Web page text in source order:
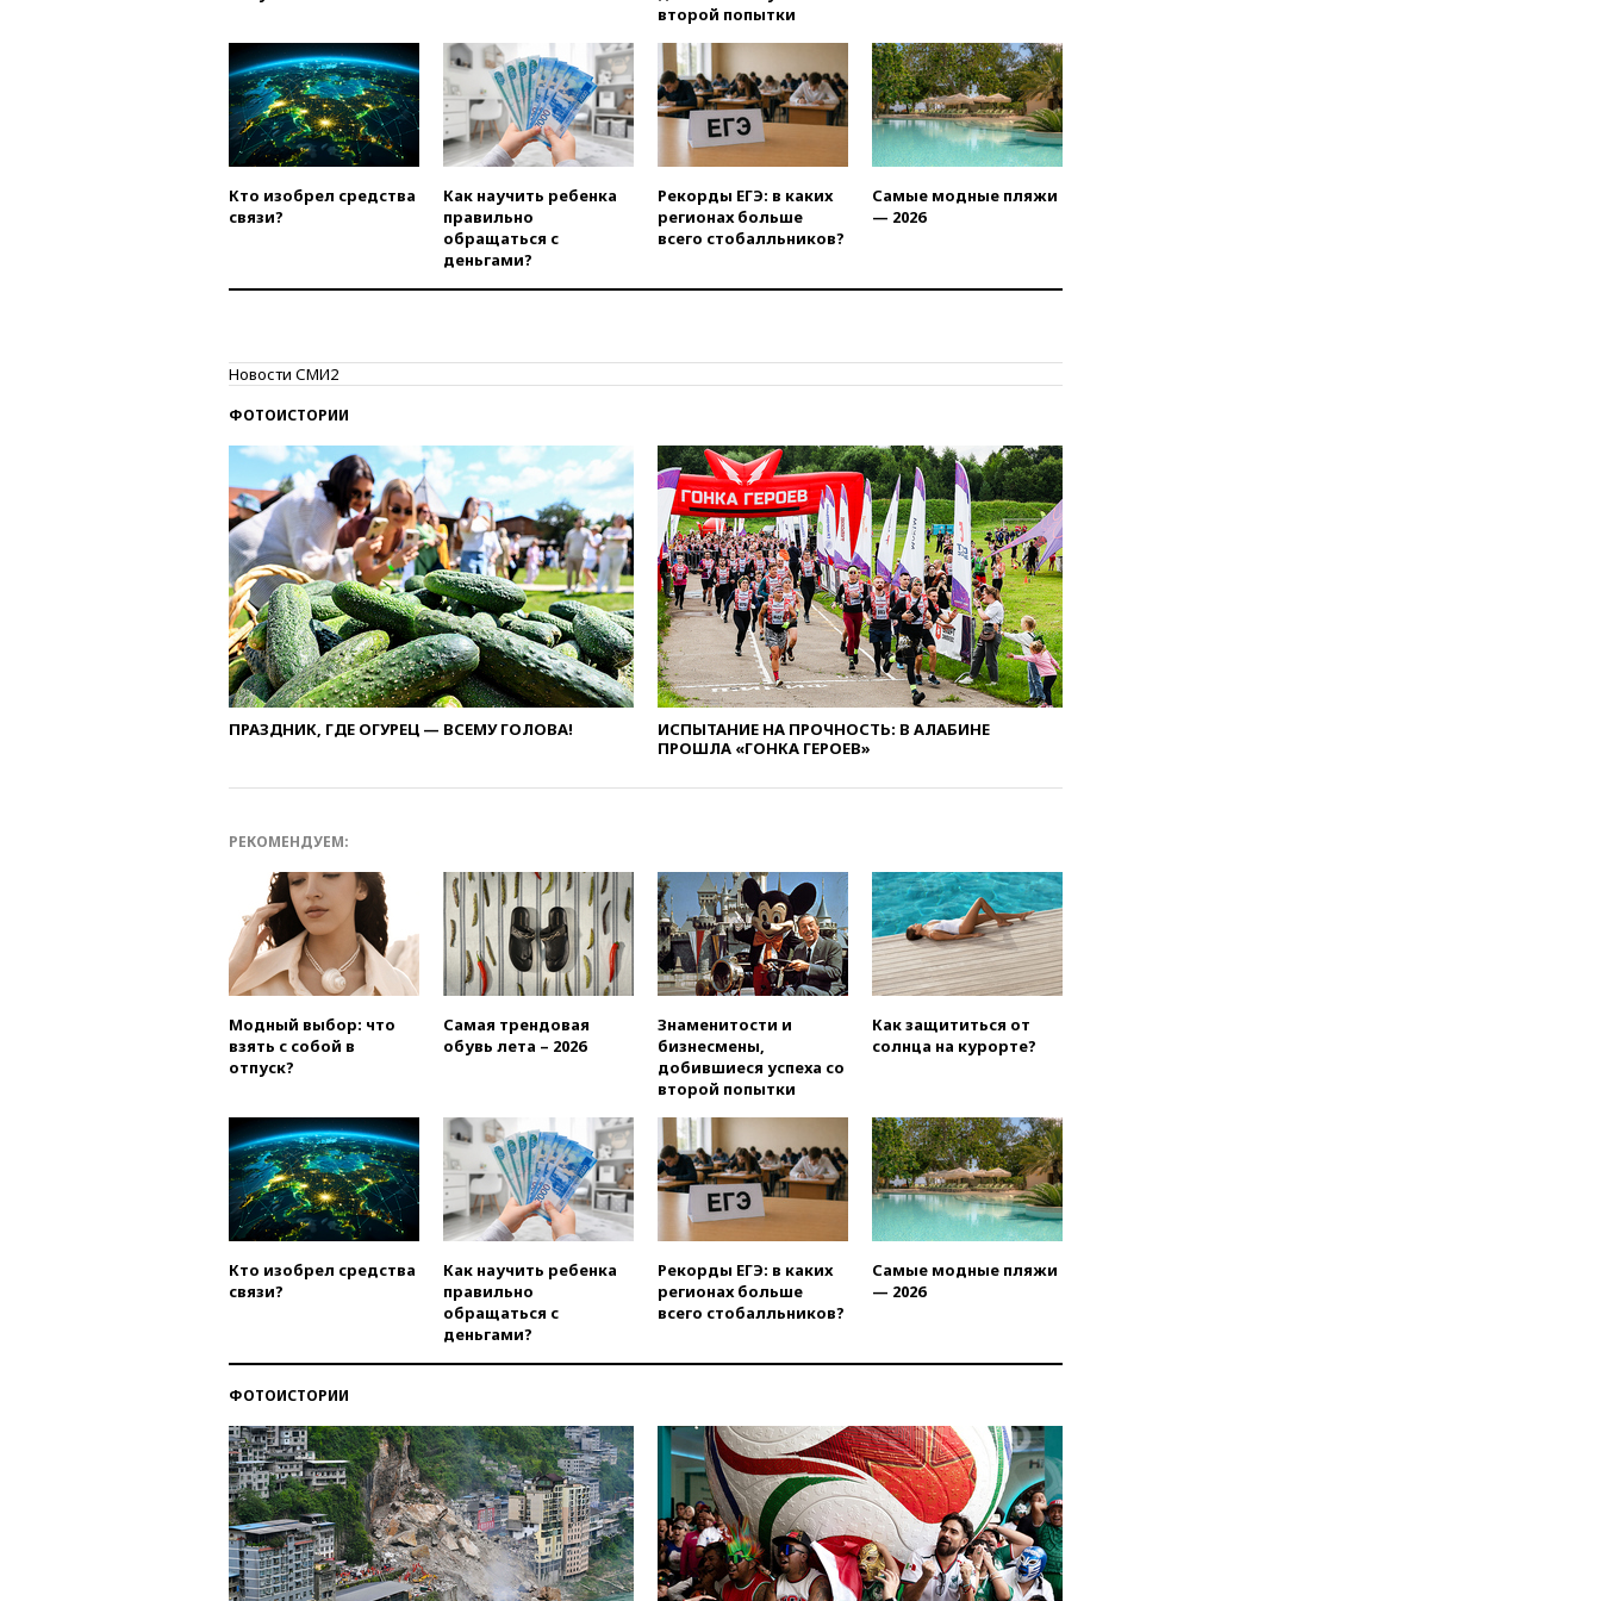
07:00
Лесной пожар в 30
километрах от Ванкувера
привел к эвакуации жителей
06:00
Суд обязал Meta
выплатить $567 млн по делу о
вреде психическому
здоровью детей
05:51
обречены на провал
02:00 Ни один водоем Англии
не соответствует нормам
химической безопасности
01:00Трамп: США сами
нуждаются в дальнобойных
ракетах и системах Patriot
00:01Трамп заявил о
необходимости пополнения
арсенала США
вчера, 23:28Слуцкий призвал
признать «Яблоко»
время урагана
вчера, 22:55В Москве в
пятницу ожидаются ливни
вчера, 22:35Винисиус
продлил контракт с «Реалом»
вчера, 22:28 Отказаться от
российского гражданства
вчера, 22:20Путин назвал 76-ю
гвардейскую десантно-
штурмовую дивизию
легендарной
вчера, 22:15 Путин заслушал
добропольском направлении
вчера, 21:58
отменяет часть рейсов в Сочи
и Геленджик
вчера, 21:25Руслан Терновой
выиграл золото чемпионата
Европы в прыжках с 10-
метровой вышки
вчера, 21:10РФ не получала
второй попытки
Кто изобрел средства
связи?
Как научить ребенка
правильно
обращаться с
деньгами?
Рекорды ЕГЭ: в каких
регионах больше
всего стобалльников?
Самые модные пляжи
— 2026
Новости СМИ2
ФОТОИСТОРИИ
ПРАЗДНИК, ГДЕ ОГУРЕЦ — ВСЕМУ ГОЛОВА!
ИСПЫТАНИЕ НА ПРОЧНОСТЬ: В АЛАБИНЕ
ПРОШЛА «ГОНКА ГЕРОЕВ»
РЕКОМЕНДУЕМ:
Модный выбор: что
взять с собой в
отпуск?
Самая трендовая
обувь лета – 2026
Знаменитости и
бизнесмены,
добившиеся успеха со
второй попытки
Как защититься от
солнца на курорте?
Кто изобрел средства
связи?
Как научить ребенка
правильно
обращаться с
деньгами?
Рекорды ЕГЭ: в каких
регионах больше
всего стобалльников?
Самые модные пляжи
— 2026
ФОТОИСТОРИИ